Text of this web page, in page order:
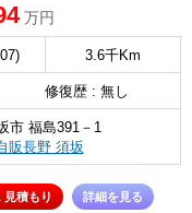
万円
3.6千Km
修復歴 : 無し
市 福島391－1
販長野 須坂
積もり 詳細を見る